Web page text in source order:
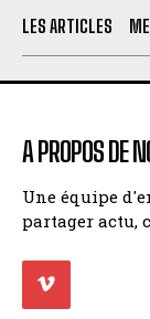
LES ARTICLES
A PROPOS DE
Une équipe
partager actu,